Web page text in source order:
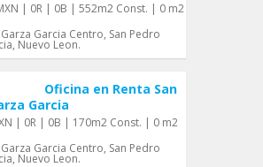
| 0R | 0B | 552m2 Const. | 0 m2
Garcia Centro, San Pedro
Nuevo Leon.
Oficina en Renta San
Garci­a
| 0R | 0B | 170m2 Const. | 0 m2
Garcia Centro, San Pedro
Nuevo Leon.